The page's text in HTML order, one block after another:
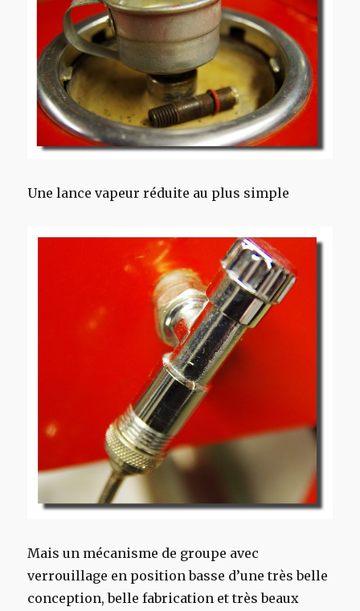
Une lance vapeur réduite au plus simple
Mais un mécanisme de groupe avec
verrouillage en position basse d’une très belle
conception, belle fabrication et très beaux